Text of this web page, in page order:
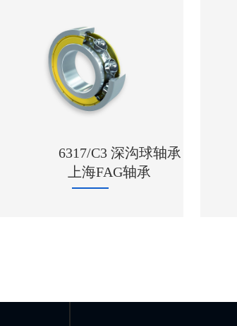
1209 进口NSK轴承